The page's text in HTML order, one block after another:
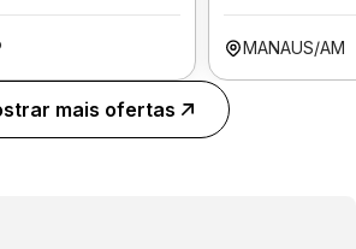
MANAUS/AM
mais ofertas